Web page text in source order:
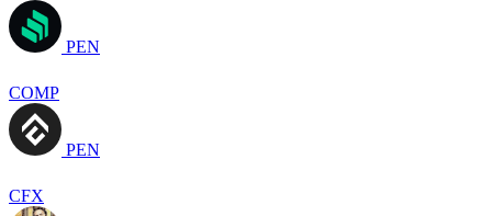
PEN
COMP
PEN
CFX